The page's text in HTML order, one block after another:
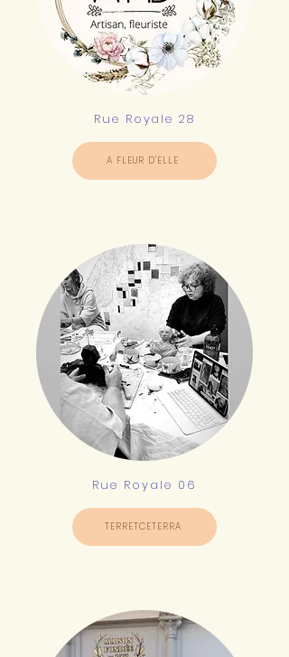
Rue Royale 28
A FLEUR D'ELLE
Rue Royale 06
TERRETCETERRA